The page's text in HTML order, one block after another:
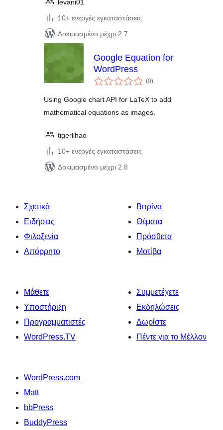
levani01
10+ ενεργές εγκαταστάσεις
Δοκιμασμένο μέχρι 2.7
Google Equation for
WordPress
(0αξιολογήσεις
σύνολο
)
Using Google chart API for LaTeX to add
mathematical equations as images.
tigerlihao
10+ ενεργές εγκαταστάσεις
Δοκιμασμένο μέχρι 2.8
Σχετικά
Ειδήσεις
Φιλοξενία
Απόρρητο
Βιτρίνα
Θέματα
Πρόσθετα
Μοτίβα
Μάθετε
Υποστήριξη
Προγραμματιστές
WordPress.TV
Συμμετέχετε
Εκδηλώσεις
Δωρίστε
Πέντε για το Μέλλον
WordPress.com
Matt
bbPress
BuddyPress